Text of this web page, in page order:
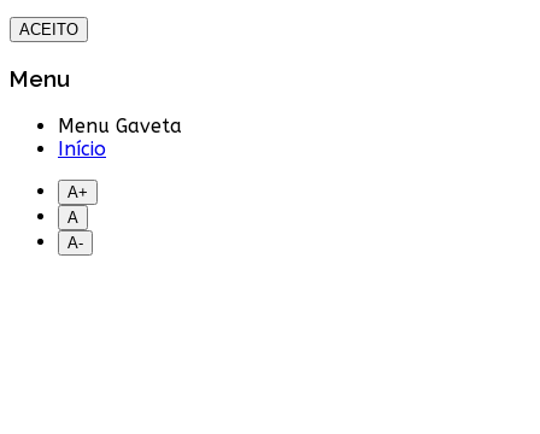
ACEITO
Menu
Menu Gaveta
Início
A+
A
A-